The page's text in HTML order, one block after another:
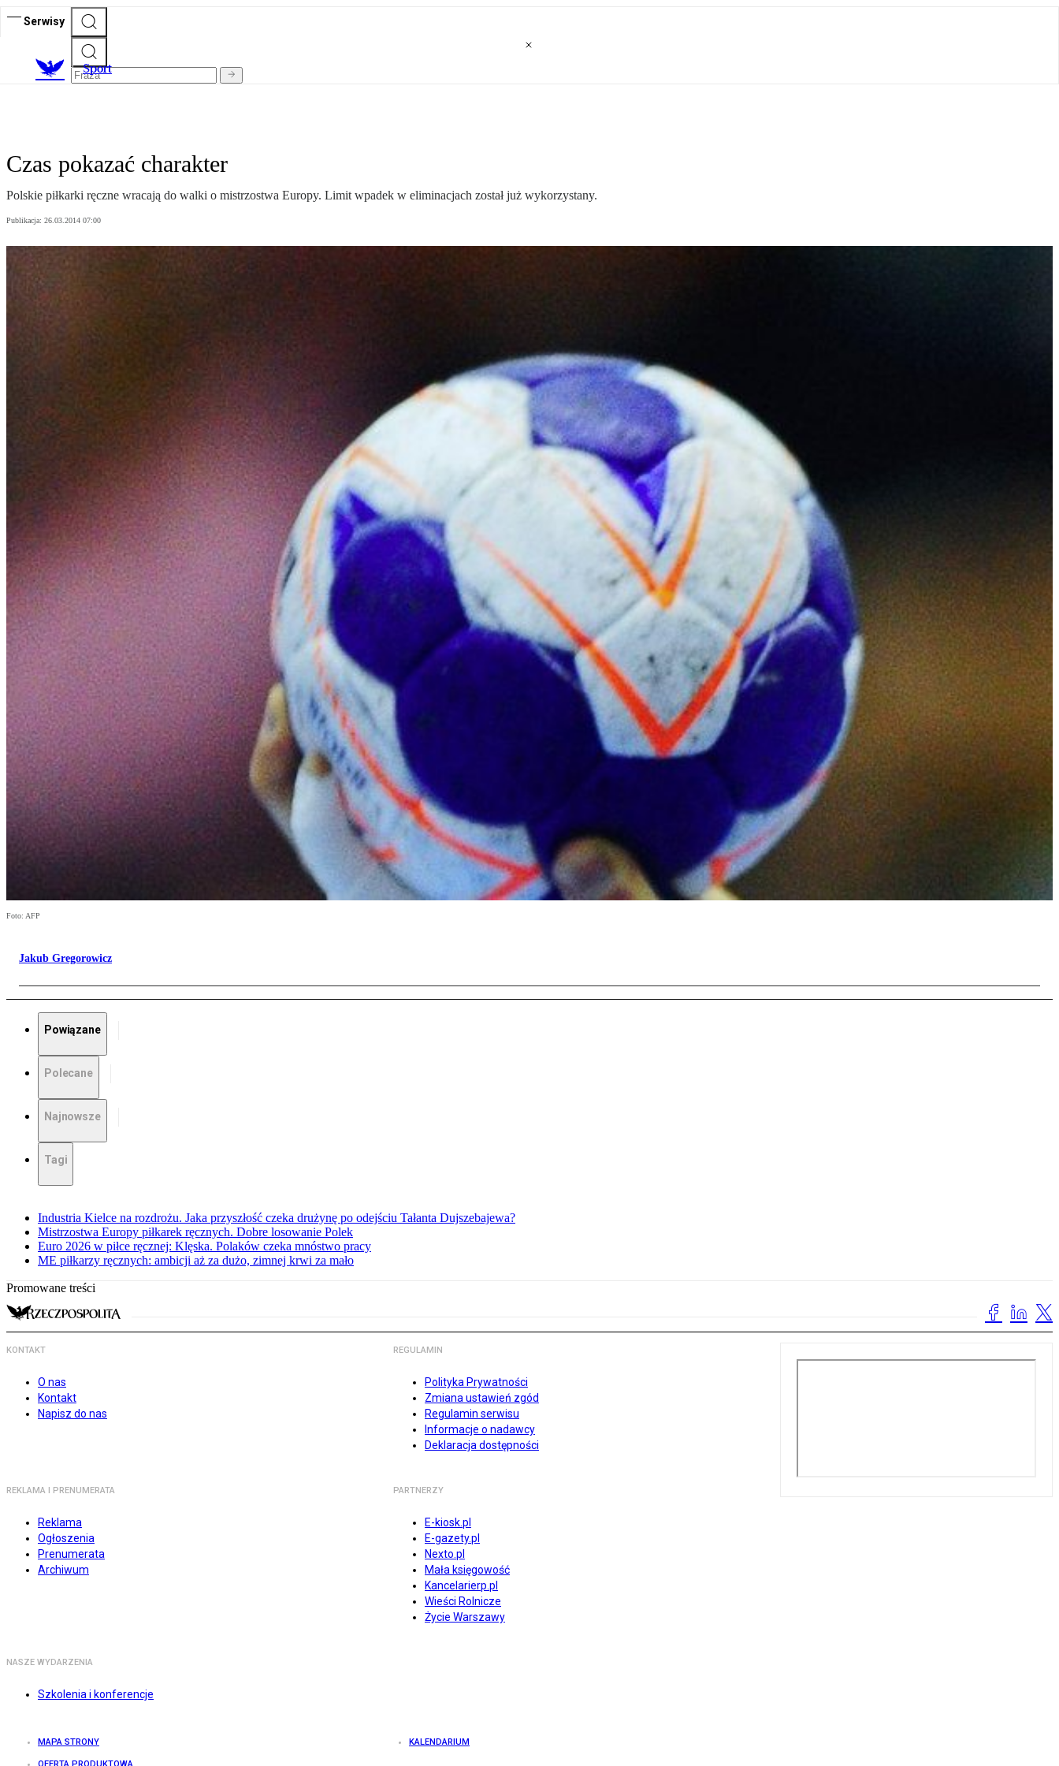
Serwisy
Sport
Czas pokazać charakter
Polskie piłkarki ręczne wracają do walki o mistrzostwa Europy. Limit wpadek w eliminacjach został już wykorzystany.
Publikacja: 26.03.2014 07:00
Foto: AFP
Jakub Gregorowicz
Powiązane
Polecane
Najnowsze
Tagi
Industria Kielce na rozdrożu. Jaka przyszłość czeka drużynę po odejściu Tałanta Dujszebajewa?
Mistrzostwa Europy piłkarek ręcznych. Dobre losowanie Polek
Euro 2026 w piłce ręcznej: Klęska. Polaków czeka mnóstwo pracy
ME piłkarzy ręcznych: ambicji aż za dużo, zimnej krwi za mało
Promowane treści
KONTAKT
O nas
Kontakt
Napisz do nas
REGULAMIN
Polityka Prywatności
Zmiana ustawień zgód
Regulamin serwisu
Informacje o nadawcy
Deklaracja dostępności
REKLAMA I PRENUMERATA
Reklama
Ogłoszenia
Prenumerata
Archiwum
PARTNERZY
E-kiosk.pl
E-gazety.pl
Nexto.pl
Mała księgowość
Kancelarierp.pl
Wieści Rolnicze
Życie Warszawy
NASZE WYDARZENIA
Szkolenia i konferencje
MAPA STRONY KALENDARIUM